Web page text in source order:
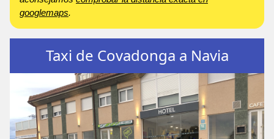
googlemaps.
Taxi de Covadonga a Navia